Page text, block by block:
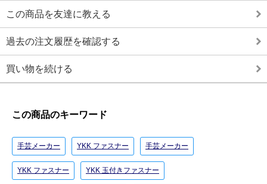
この商品を友達に教える
過去の注文履歴を確認する
買い物を続ける
この商品のキーワード
手芸メーカー YKK ファスナー 手芸メーカー
YKK ファスナー YKK 玉付きファスナー